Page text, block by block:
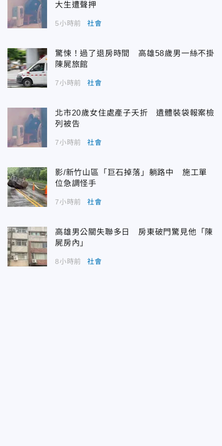
大生遭聲押
5小時前 社會
驚悚！過了退房時間 高雄58歲男一絲不掛
陳屍旅館
7小時前 社會
北市20歲女住處產子夭折 遺體裝袋報案檢
列被告
7小時前 社會
影/新竹山區「巨石掉落」躺路中 施工單
位急調怪手
7小時前 社會
高雄男公關失聯多日 房東破門驚見他「陳
屍房內」
8小時前 社會